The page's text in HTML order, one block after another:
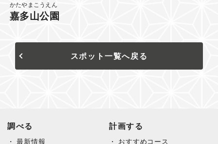
かたやまこうえん
嘉多山公園
スポット一覧へ戻る
調べる
最新情報
計画する
おすすめコース